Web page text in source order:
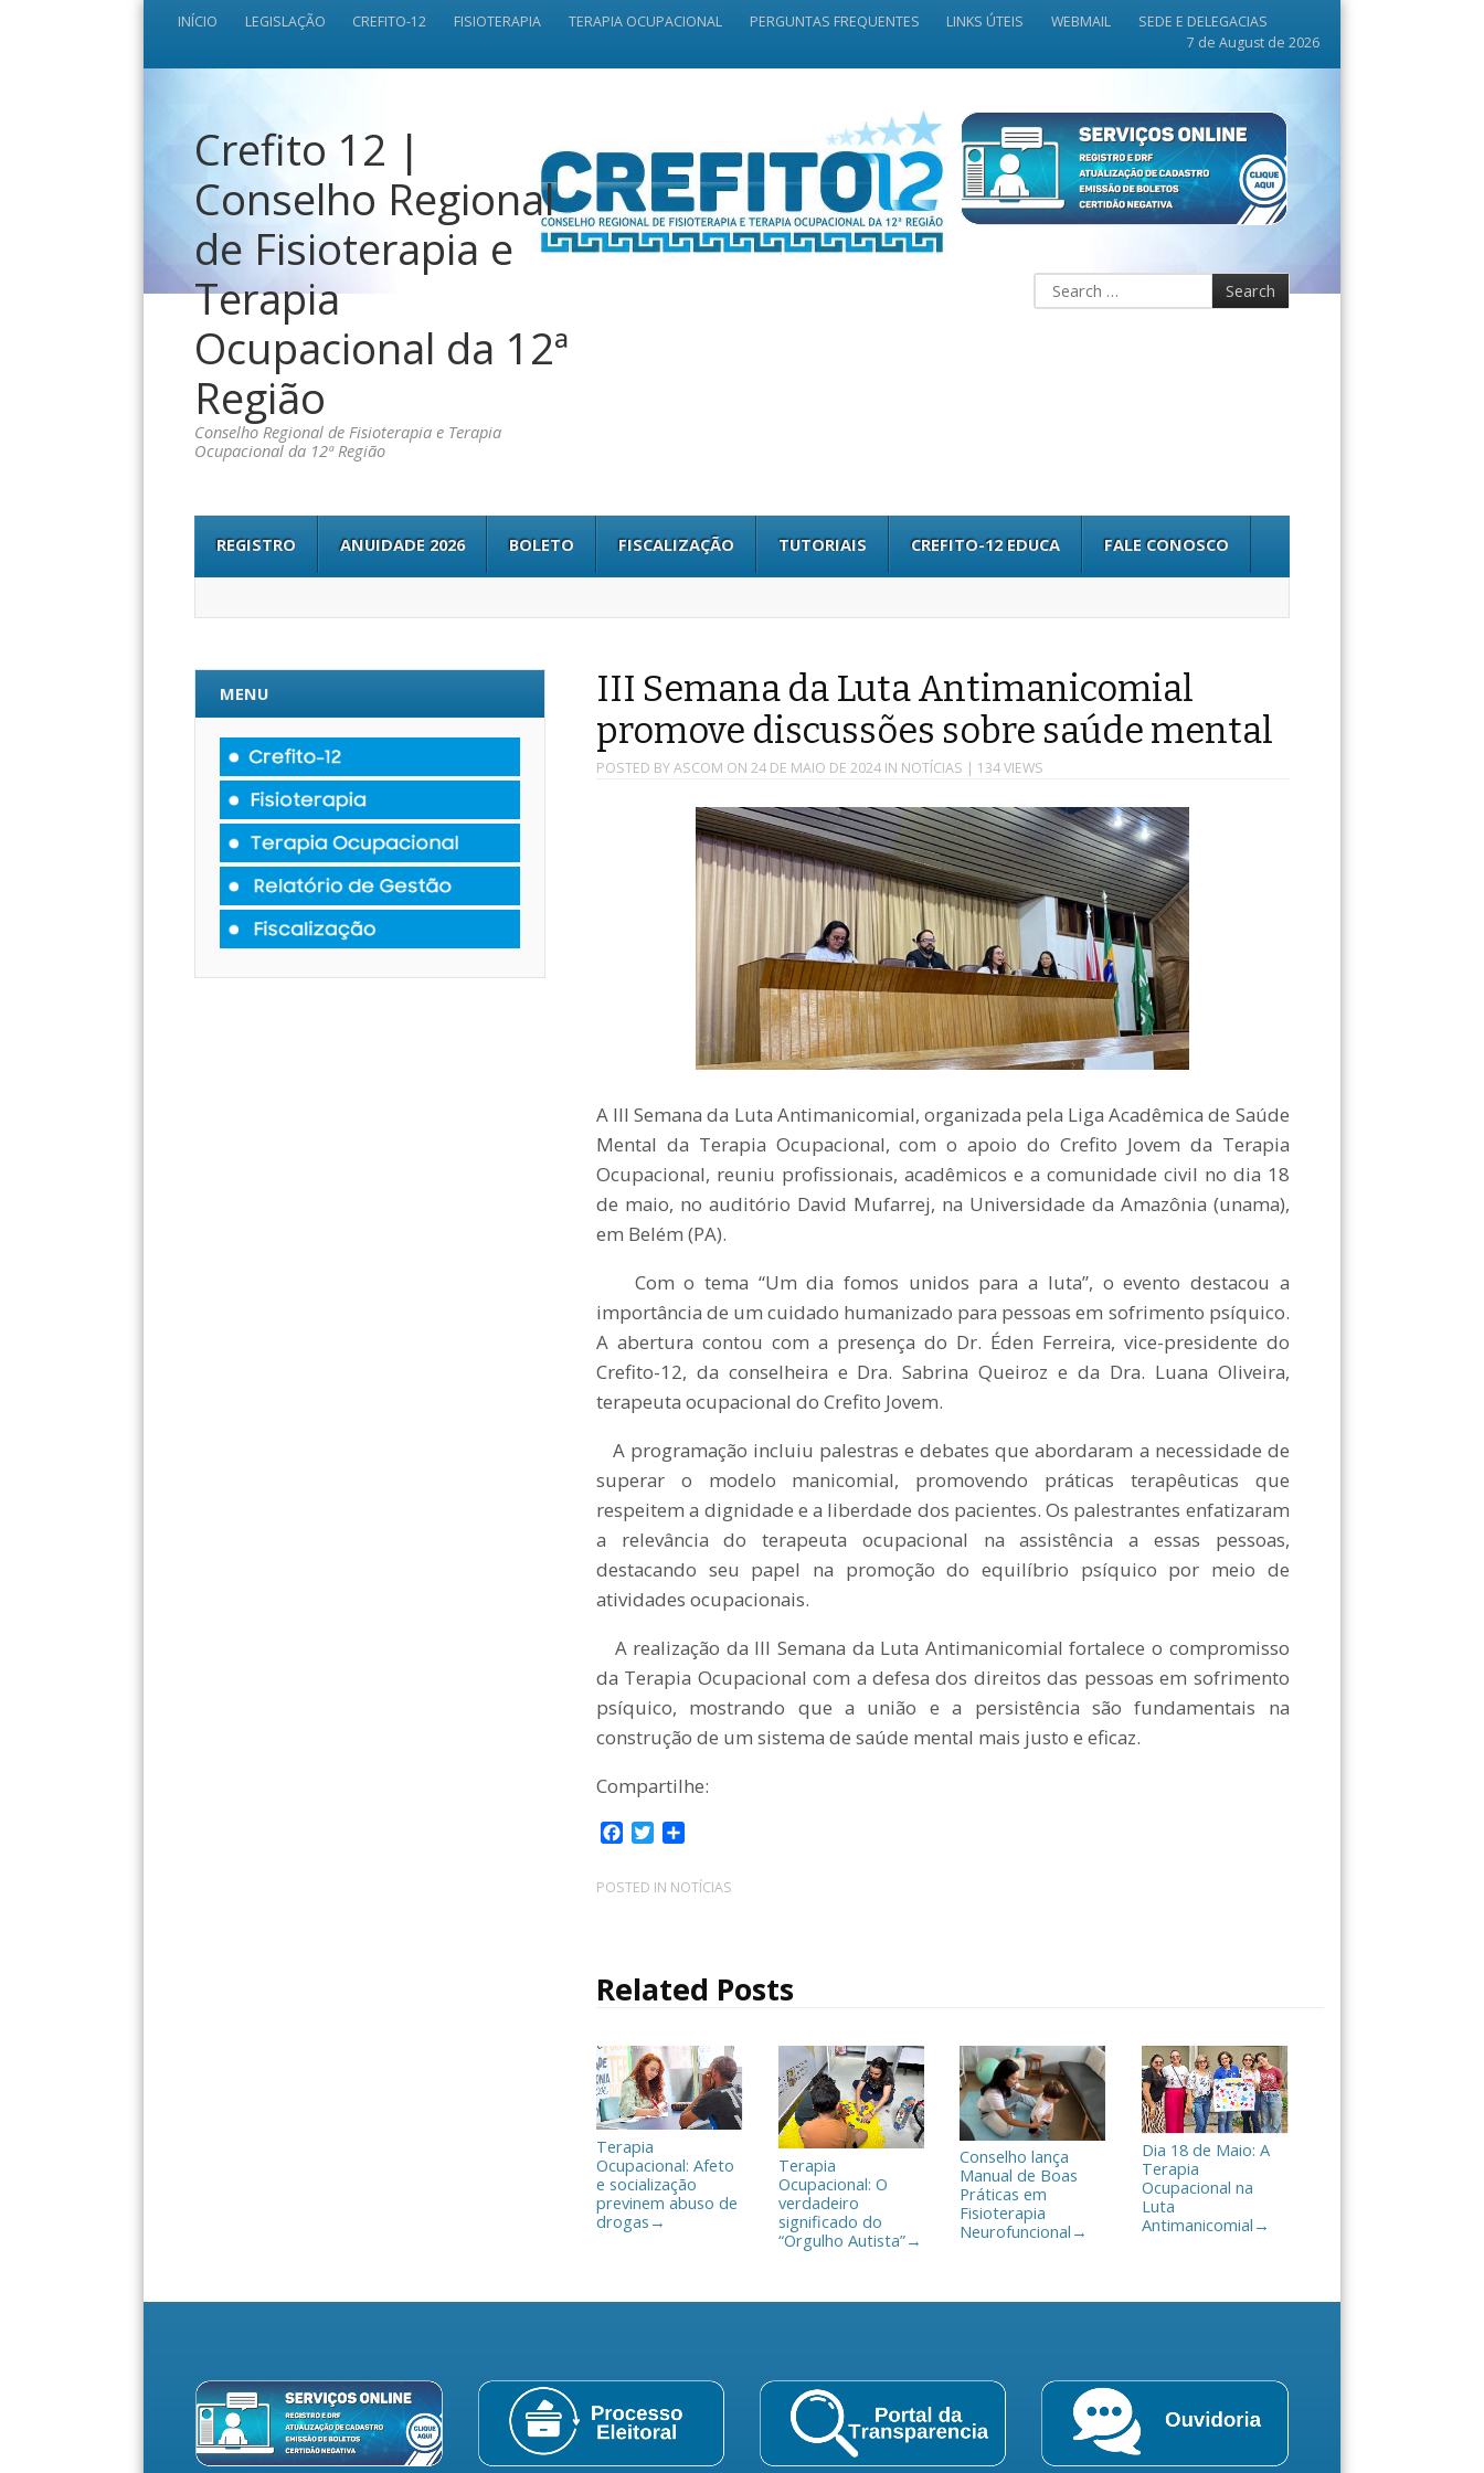
INÍCIO LEGISLAÇÃO CREFITO-12 FISIOTERAPIA TERAPIA OCUPACIONAL PERGUNTAS FREQUENTES LINKS ÚTEIS WEBMAIL
SEDE E DELEGACIAS
7 de August de 2026
Crefito 12 |
Conselho Regional
de Fisioterapia e
Terapia
Ocupacional da 12ª
Região
Conselho Regional de Fisioterapia e Terapia
Ocupacional da 12ª Região
REGISTRO ANUIDADE 2026 BOLETO FISCALIZAÇÃO TUTORIAIS CREFITO-12 EDUCA FALE CONOSCO
III Semana da Luta Antimanicomial
promove discussões sobre saúde mental
POSTED BYASCOM ON 24 DE MAIO DE 2024IN NOTÍCIAS | 134 VIEWS
A III Semana da Luta Antimanicomial, organizada pela Liga Acadêmica de Saúde
Mental da Terapia Ocupacional, com o apoio do Crefito Jovem da Terapia
Ocupacional, reuniu profissionais, acadêmicos e a comunidade civil no dia 18
de maio, no auditório David Mufarrej, na Universidade da Amazônia (unama),
em Belém (PA).
Com o tema “Um dia fomos unidos para a luta”, o evento destacou a
importância de um cuidado humanizado para pessoas em sofrimento psíquico.
A abertura contou com a presença do Dr. Éden Ferreira, vice-presidente do
Crefito-12, da conselheira e Dra. Sabrina Queiroz e da Dra. Luana Oliveira,
terapeuta ocupacional do Crefito Jovem.
A programação incluiu palestras e debates que abordaram a necessidade de
superar o modelo manicomial, promovendo práticas terapêuticas que
respeitem a dignidade e a liberdade dos pacientes. Os palestrantes enfatizaram
a relevância do terapeuta ocupacional na assistência a essas pessoas,
destacando seu papel na promoção do equilíbrio psíquico por meio de
atividades ocupacionais.
A realização da III Semana da Luta Antimanicomial fortalece o compromisso
da Terapia Ocupacional com a defesa dos direitos das pessoas em sofrimento
psíquico, mostrando que a união e a persistência são fundamentais na
construção de um sistema de saúde mental mais justo e eficaz.
Compartilhe:
c
e
k
i
t
m
p
i
a
r
POSTED IN NOTÍCIAS
Related Posts
Terapia
Ocupacional: Afeto
e socialização
previnem abuso de
drogas →
Terapia
Ocupacional: O
verdadeiro
significado do
“Orgulho Autista”→
Conselho lança
Manual de Boas
Práticas em
Fisioterapia
Neurofuncional →
Dia 18 de Maio: A
Terapia
Ocupacional na
Luta
Antimanicomial →
MENU